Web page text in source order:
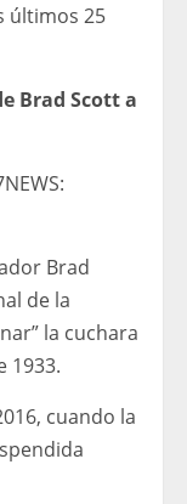
últimos 25
Brad Scott a
Brad
de la
la cuchara
1933.
cuando la